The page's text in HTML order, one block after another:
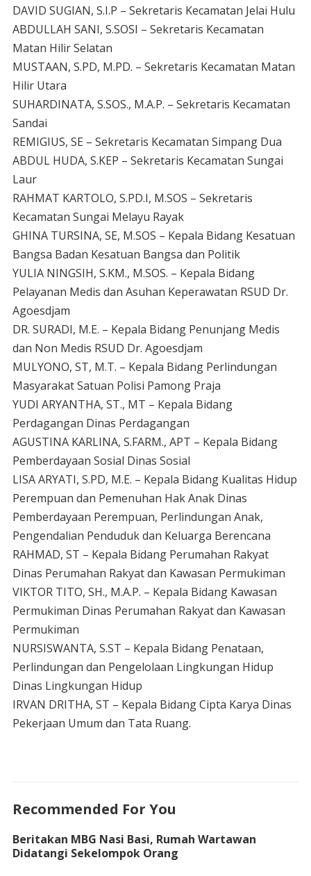
DAVID SUGIAN, S.I.P – Sekretaris Kecamatan Jelai Hulu
ABDULLAH SANI, S.SOSI – Sekretaris Kecamatan
Matan Hilir Selatan
MUSTAAN, S.PD, M.PD. – Sekretaris Kecamatan Matan
Hilir Utara
SUHARDINATA, S.SOS., M.A.P. – Sekretaris Kecamatan
Sandai
REMIGIUS, SE – Sekretaris Kecamatan Simpang Dua
ABDUL HUDA, S.KEP – Sekretaris Kecamatan Sungai
Laur
RAHMAT KARTOLO, S.PD.I, M.SOS – Sekretaris
Kecamatan Sungai Melayu Rayak
GHINA TURSINA, SE, M.SOS – Kepala Bidang Kesatuan
Bangsa Badan Kesatuan Bangsa dan Politik
YULIA NINGSIH, S.KM., M.SOS. – Kepala Bidang
Pelayanan Medis dan Asuhan Keperawatan RSUD Dr.
Agoesdjam
DR. SURADI, M.E. – Kepala Bidang Penunjang Medis
dan Non Medis RSUD Dr. Agoesdjam
MULYONO, ST, M.T. – Kepala Bidang Perlindungan
Masyarakat Satuan Polisi Pamong Praja
YUDI ARYANTHA, ST., MT – Kepala Bidang
Perdagangan Dinas Perdagangan
AGUSTINA KARLINA, S.FARM., APT – Kepala Bidang
Pemberdayaan Sosial Dinas Sosial
LISA ARYATI, S.PD, M.E. – Kepala Bidang Kualitas Hidup
Perempuan dan Pemenuhan Hak Anak Dinas
Pemberdayaan Perempuan, Perlindungan Anak,
Pengendalian Penduduk dan Keluarga Berencana
RAHMAD, ST – Kepala Bidang Perumahan Rakyat
Dinas Perumahan Rakyat dan Kawasan Permukiman
VIKTOR TITO, SH., M.A.P. – Kepala Bidang Kawasan
Permukiman Dinas Perumahan Rakyat dan Kawasan
Permukiman
NURSISWANTA, S.ST – Kepala Bidang Penataan,
Perlindungan dan Pengelolaan Lingkungan Hidup
Dinas Lingkungan Hidup
IRVAN DRITHA, ST – Kepala Bidang Cipta Karya Dinas
Pekerjaan Umum dan Tata Ruang.
Recommended For You
Beritakan MBG Nasi Basi, Rumah Wartawan
Didatangi Sekelompok Orang